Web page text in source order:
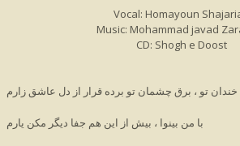
Vocal: Homayoun
Music: Mohammad javad
CD: Shogh e Doost
تو ، برق چشمان تو برده قرار از دل عاشق زارم
با من بینوا ، بیش از این هم جفا دیگر مكن یارم